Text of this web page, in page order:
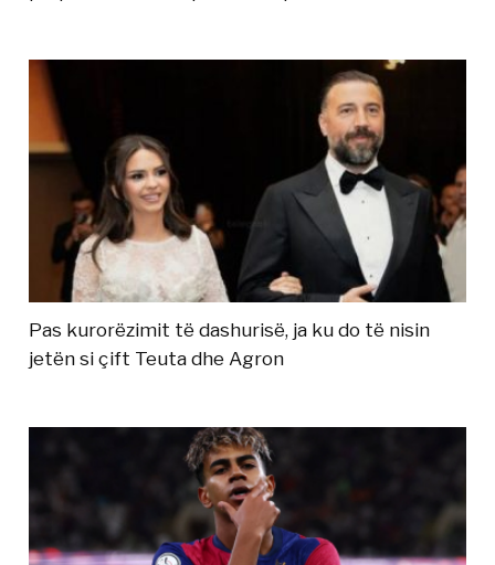
Pas kurorëzimit të dashurisë, ja ku do të nisin
jetën si çift Teuta dhe Agron